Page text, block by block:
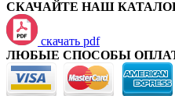
СКАЧАЙТЕ НАШ
скачать pdf
ЛЮБЫЕ СПОСОБЫ